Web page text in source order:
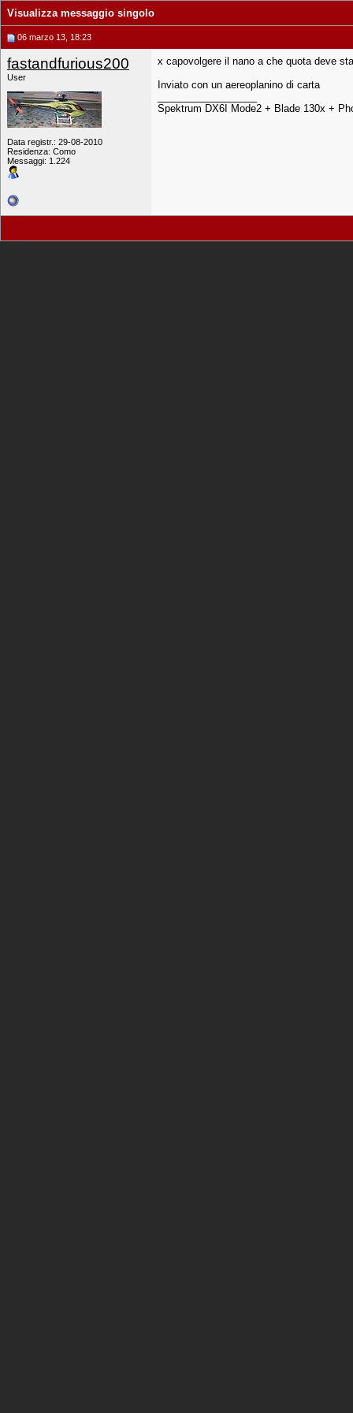
Visualizza messaggio singolo
06 marzo 13, 18:23
fastandfurious200
User
Data registr.: 29-08-2010
Residenza: Como
Messaggi: 1.224
x capovolgere il nano a che quota deve
Inviato con un aereoplanino di carta
Spektrum DX6I Mode2 + Blade 130x +